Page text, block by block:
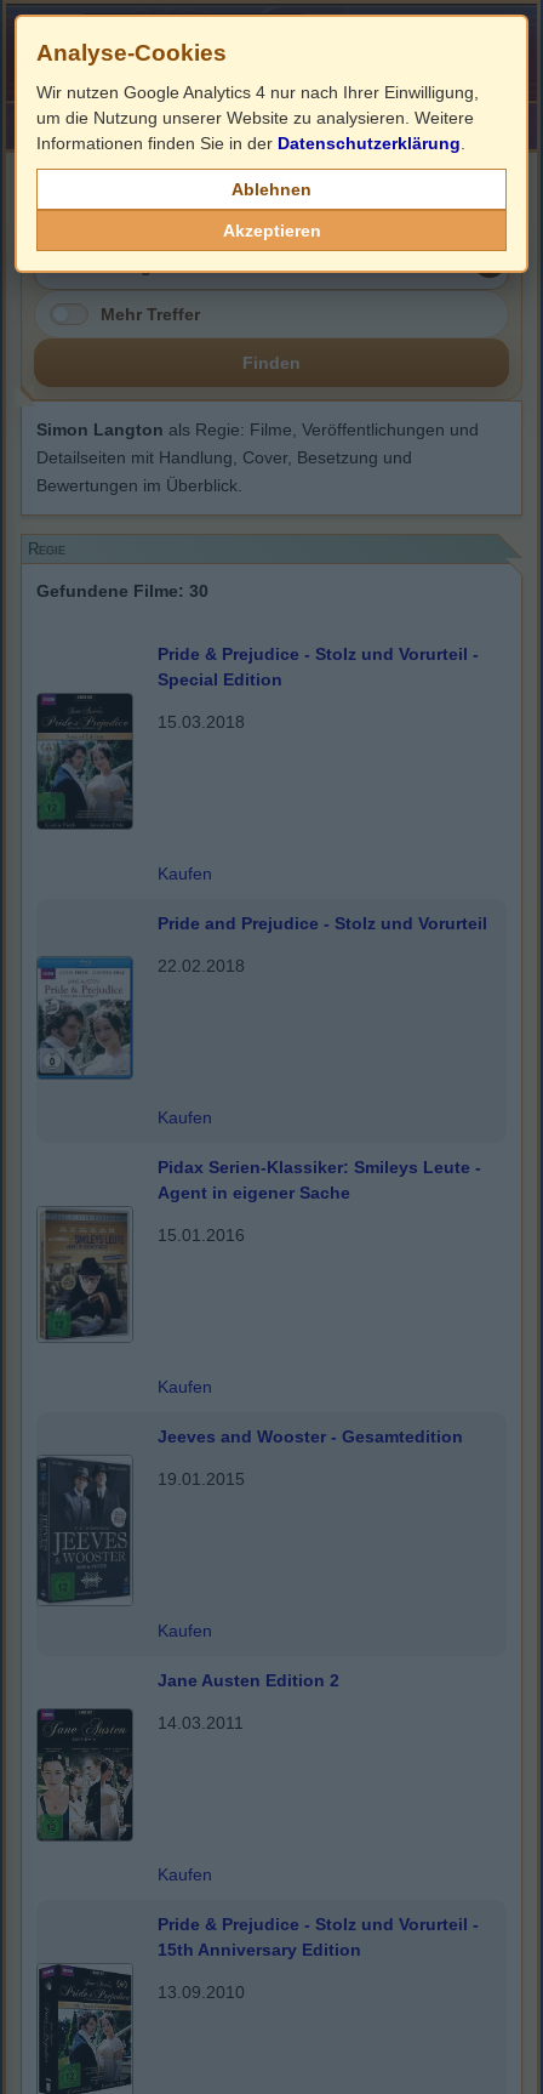
HOME ImpressumLinks
Simon Langton
Mehr Treffer
Finden
Simon Langton als Regie: Filme, Veröffentlichungen und
Detailseiten mit Handlung, Cover, Besetzung und
Bewertungen im Überblick.
Regie
Gefundene Filme: 30
Pride & Prejudice - Stolz und Vorurteil -
Special Edition
15.03.2018
Kaufen
Pride and Prejudice - Stolz und Vorurteil
22.02.2018
Kaufen
Pidax Serien-Klassiker: Smileys Leute -
Agent in eigener Sache
15.01.2016
Kaufen
Jeeves and Wooster - Gesamtedition
19.01.2015
Kaufen
Jane Austen Edition 2
14.03.2011
Kaufen
Pride & Prejudice - Stolz und Vorurteil -
15th Anniversary Edition
13.09.2010
Analyse-Cookies
Wir nutzen Google Analytics 4 nur nach Ihrer Einwilligung,
um die Nutzung unserer Website zu analysieren. Weitere
Informationen finden Sie in der Datenschutzerklärung
Ablehnen
Akzeptieren